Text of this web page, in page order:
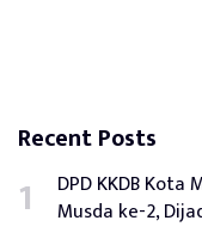
Recent Posts
DPD KKDB Kota
Musda ke-2,